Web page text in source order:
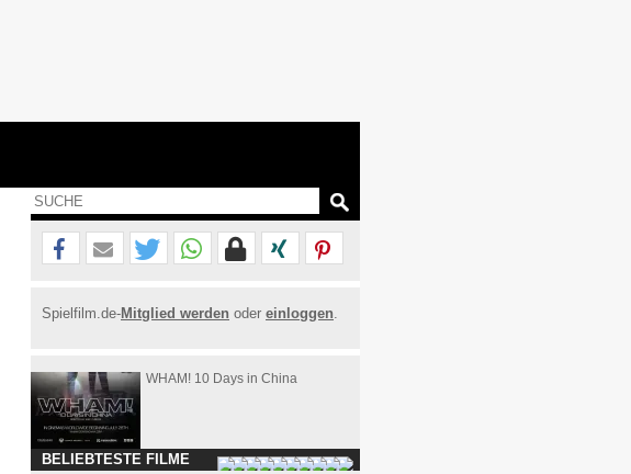
Spielfilm.de-Mitglied werden oder einloggen.
WHAM! 10 Days in China
BELIEBTESTE FILME